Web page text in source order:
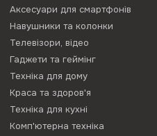
Аксесуари для смартфонів
Навушники та колонки
Телевізори, відео
Гаджети та геймінг
Техніка для дому
Краса та здоров'я
Техніка для кухні
Комп'ютерна техніка